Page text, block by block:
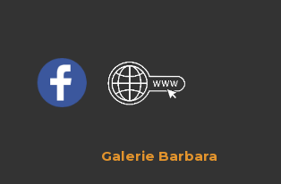
Galerie Barbara